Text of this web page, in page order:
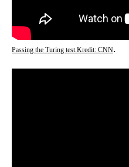
Passing the Turing test.Kredit: CNN.